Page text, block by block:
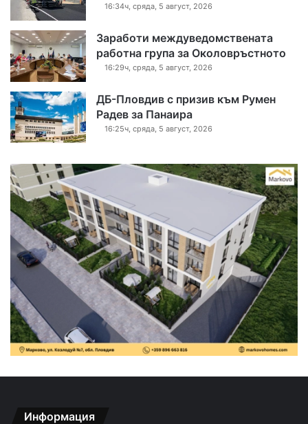
16:34ч, сряда, 5 август, 2026
Заработи междуведомствената
работна група за Околовръстното
16:29ч, сряда, 5 август, 2026
ДБ-Пловдив с призив към Румен
Радев за Панаира
16:25ч, сряда, 5 август, 2026
Информация